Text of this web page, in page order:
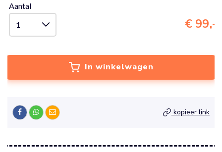
Aantal
€ 99,-
In winkelwagen
kopieer link